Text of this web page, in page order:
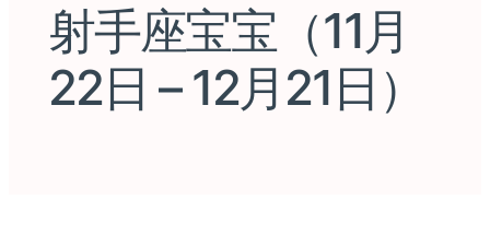
射手座宝宝（11月
22日 – 12月21日）